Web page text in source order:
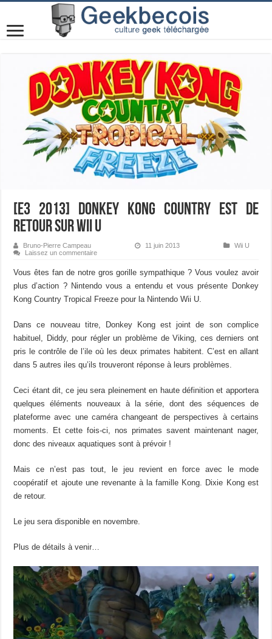
[E3 2013] Donkey Kong Country est de
retour sur Wii U
Bruno-Pierre Campeau 11 juin 2013
Wii U
Laissez un commentaire
Vous êtes fan de notre gros gorille sympathique ? Vous voulez avoir
plus d’action ? Nintendo vous a entendu et vous présente Donkey
Kong Country Tropical Freeze pour la Nintendo Wii U.
Dans ce nouveau titre, Donkey Kong est joint de son complice
habituel, Diddy, pour régler un problème de Viking, ces derniers ont
pris le contrôle de l’ile où les deux primates habitent. C’est en allant
dans 5 autres iles qu’ils trouveront réponse à leurs problèmes.
Ceci étant dit, ce jeu sera pleinement en haute définition et apportera
quelques éléments nouveaux à la série, dont des séquences de
plateforme avec une caméra changeant de perspectives à certains
moments. Et cette fois-ci, nos primates savent maintenant nager,
donc des niveaux aquatiques sont à prévoir !
Mais ce n’est pas tout, le jeu revient en force avec le mode
coopératif et ajoute une revenante à la famille Kong. Dixie Kong est
de retour.
Le jeu sera disponible en novembre.
Plus de détails à venir…